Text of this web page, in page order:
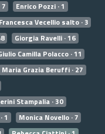
Enrico Pozzi · 1
Francesca Vecellio salto · 3
Giorgia Ravelli · 16
Camilla Polacco · 11
Maria Grazia Beruffi · 27
Stampalia · 30
1
Monica Novello · 7